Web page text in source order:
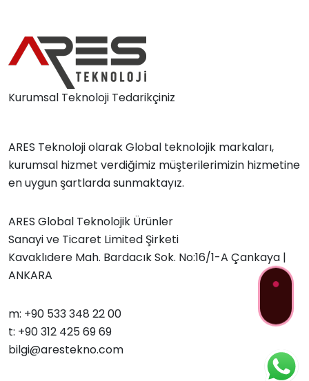
Kurumsal Teknoloji Tedarikçiniz
ARES Teknoloji olarak Global teknolojik markaları,
kurumsal hizmet verdiğimiz müşterilerimizin hizmetine
en uygun şartlarda sunmaktayız.
ARES Global Teknolojik Ürünler
Sanayi ve Ticaret Limited Şirketi
Kavaklıdere Mah. Bardacık Sok. No:16/1-A Çankaya |
ANKARA
m: +90 533 348 22 00
t: +90 312 425 69 69
bilgi@arestekno.com